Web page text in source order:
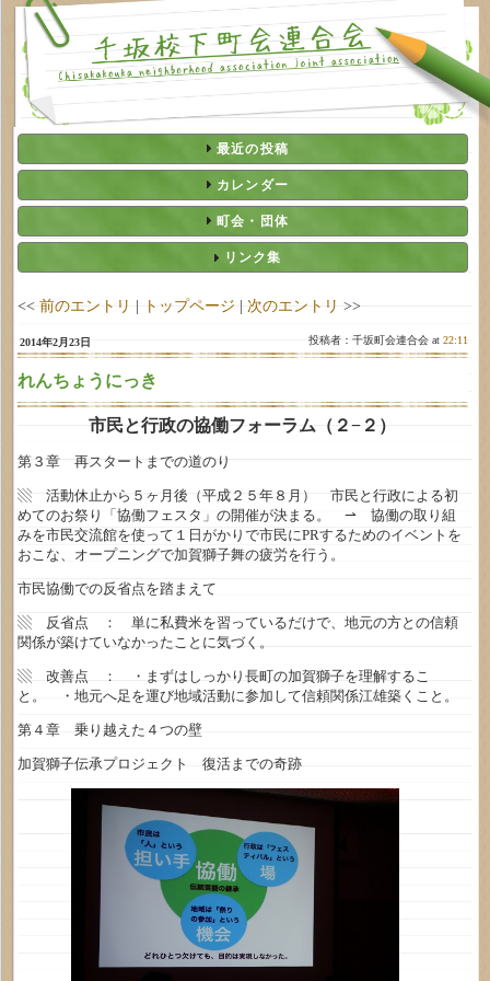
最近の投稿
カレンダー
町会・団体
リンク集
<< 前のエントリ | トップページ | 次のエントリ >>
2014年2月23日 投稿者：千坂町会連合会 at22:11
れんちょうにっき
市民と行政の協働フォーラム（２−２）
第３章 再スタートまでの道のり
▧ 活動休止から５ヶ月後（平成２５年８月） 市民と行政による初
めてのお祭り「協働フェスタ」の開催が決まる。 ⇀ 協働の取り組
みを市民交流館を使って１日がかりで市民にPRするためのイベントを
おこな、オープニングで加賀獅子舞の疲労を行う。
市民協働での反省点を踏まえて
▧ 反省点 ： 単に私費米を習っているだけで、地元の方との信頼
関係が築けていなかったことに気づく。
▧ 改善点 ： ・まずはしっかり長町の加賀獅子を理解するこ
と。 ・地元へ足を運び地域活動に参加して信頼関係江雄築くこと。
第４章 乗り越えた４つの壁
加賀獅子伝承プロジェクト 復活までの奇跡